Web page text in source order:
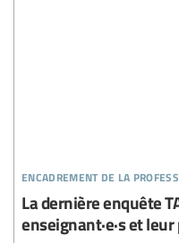
encadrement de la
La dernière enquête
enseignant·e·s et